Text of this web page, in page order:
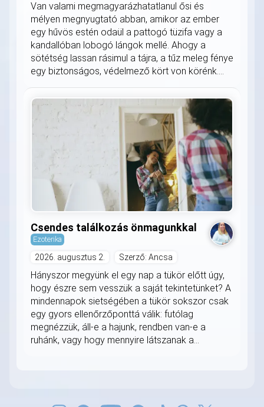
Van valami megmagyarázhatatlanul ősi és
mélyen megnyugtató abban, amikor az ember
egy hűvös estén odaül a pattogó tüzifa vagy a
kandallóban lobogó lángok mellé. Ahogy a
sötétség lassan rásimul a tájra, a tűz meleg fénye
egy biztonságos, védelmező kört von körénk....
Csendes találkozás önmagunkkal
Ezoterika
2026. augusztus 2. Szerző: Ancsa
Hányszor megyünk el egy nap a tükör előtt úgy,
hogy észre sem vesszük a saját tekintetünket? A
mindennapok sietségében a tükör sokszor csak
egy gyors ellenőrzőponttá válik: futólag
megnézzük, áll-e a hajunk, rendben van-e a
ruhánk, vagy hogy mennyire látszanak a...